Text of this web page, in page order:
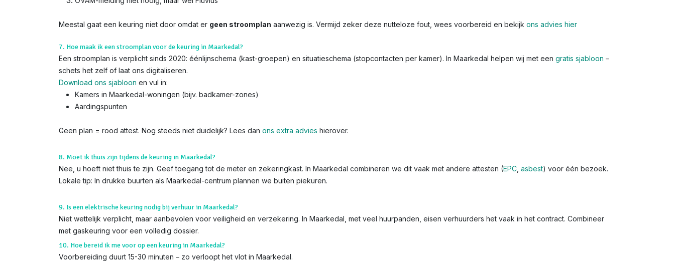
Meestal gaat een keuring niet door omdat er geen stroomplan aanwezig is. Vermijd zeker deze nutteloze fout, wees voorbereid en bekijk ons advies hier
7. Hoe maak ik een stroomplan voor de keuring in Maarkedal?
Een stroomplan is verplicht sinds 2020: éénlijnschema (kast-groepen) en situatieschema (stopcontacten per kamer). In Maarkedal helpen wij met een gratis sjabloon –
schets het zelf of laat ons digitaliseren.
Download ons sjabloon en vul in:
Kamers in Maarkedal-woningen (bijv. badkamer-zones)
Aardingspunten
Geen plan = rood attest. Nog steeds niet duidelijk? Lees dan ons extra advies hierover.
8. Moet ik thuis zijn tijdens de keuring in Maarkedal?
Nee, u hoeft niet thuis te zijn. Geef toegang tot de meter en zekeringkast. In Maarkedal combineren we dit vaak met andere attesten (EPC asbest) voor één bezoek.
Lokale tip: In drukke buurten als Maarkedal-centrum plannen we buiten piekuren.
9. Is een elektrische keuring nodig bij verhuur in Maarkedal?
Niet wettelijk verplicht, maar aanbevolen voor veiligheid en verzekering. In Maarkedal, met veel huurpanden, eisen verhuurders het vaak in het contract. Combineer
met gaskeuring voor een volledig dossier.
10. Hoe bereid ik me voor op een keuring in Maarkedal?
Voorbereiding duurt 15-30 minuten – zo verloopt het vlot in Maarkedal.